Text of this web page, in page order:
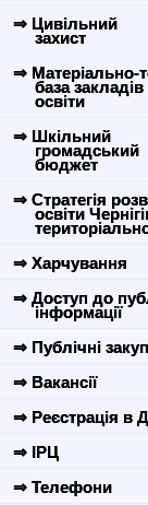
⇒ Цивільний
захист
⇒ Матеріально-
база закладів
освіти
⇒ Шкільний
громадський
бюджет
⇒ Стратегія
освіти
⇒ Харчування
⇒ Доступ до
інформації
⇒ Публічні
⇒ Вакансії
⇒ Реєстрація в
⇒ ІРЦ
⇒ Телефони